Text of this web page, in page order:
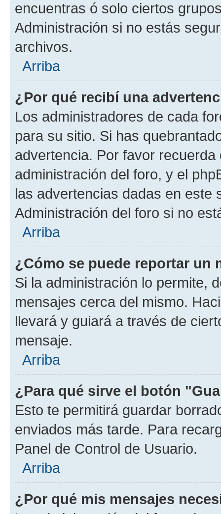
encuentras ó solo ciertos
Administración si no estás
archivos.
Arriba
¿Por qué recibí una
Los administradores de cada
para su sitio. Si has
advertencia. Por favor
administración del foro, y el
las advertencias dadas en este
Administración del foro si no
Arriba
¿Cómo se puede reportar un
Si la administración lo permite,
mensajes cerca del mismo.
llevará y guiará a través de
mensaje.
Arriba
¿Para qué sirve el botón
Esto te permitirá guardar
enviados más tarde. Para
Panel de Control de Usuario.
Arriba
¿Por qué mis mensajes